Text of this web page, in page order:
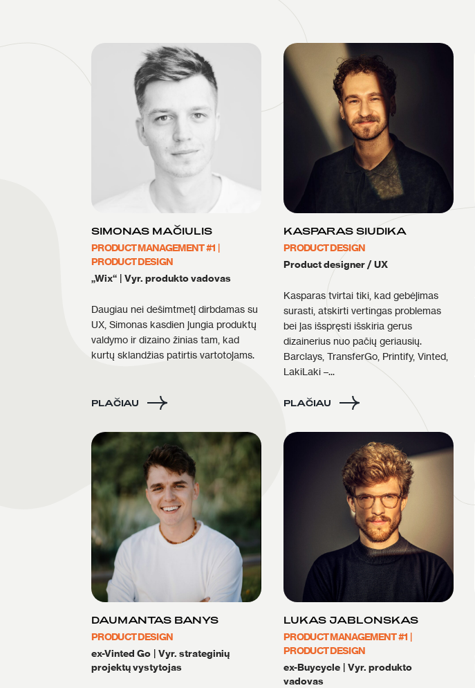
SIMONAS MAČIULIS
PRODUCT MANAGEMENT #1 |
PRODUCT DESIGN
„Wix“ | Vyr. produkto vadovas
Daugiau nei dešimtmetį dirbdamas su
UX, Simonas kasdien jungia produktų
valdymo ir dizaino žinias tam, kad
kurtų sklandžias patirtis vartotojams.
PLAČIAU
KASPARAS SIUDIKA
PRODUCT DESIGN
Product designer / UX
Kasparas tvirtai tiki, kad gebėjimas
surasti, atskirti vertingas problemas
bei jas išspręsti išskiria gerus
dizainerius nuo pačių geriausių.
Barclays, TransferGo, Printify, Vinted,
LakiLaki –...
PLAČIAU
DAUMANTAS BANYS
PRODUCT DESIGN
ex-Vinted Go | Vyr. strateginių
projektų vystytojas
LUKAS JABLONSKAS
PRODUCT MANAGEMENT #1 |
PRODUCT DESIGN
ex-Buycycle | Vyr. produkto
vadovas